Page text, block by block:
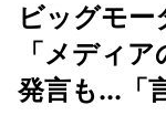
ビッグモー
「メディ
発言も...「